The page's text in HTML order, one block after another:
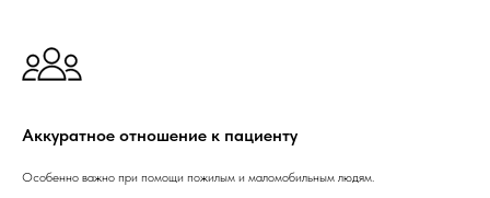
Аккуратное отношение к пациенту
Особенно важно при помощи пожилым и маломобильным людям.